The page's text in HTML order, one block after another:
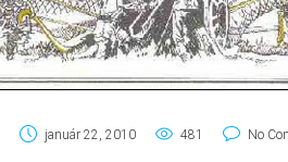
január 22, 2010 481 No